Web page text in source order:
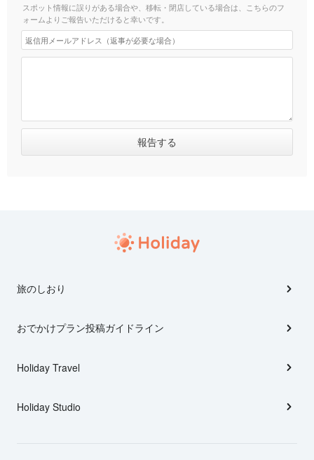
スポット情報に誤りがある場合や、移転・閉店している場合は、こちらのフ
ォームよりご報告いただけると幸いです。
旅のしおり
おでかけプラン投稿ガイドライン
Holiday Travel
Holiday Studio